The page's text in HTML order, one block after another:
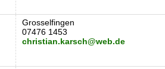
Grosselfingen
07476 1453
christian.karsch@web.de